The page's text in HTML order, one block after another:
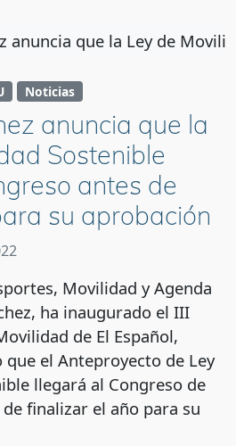
anuncia que la Ley de
Noticias
anuncia que la
Sostenible
antes de
su aprobación
Movilidad y Agenda
ha inaugurado el III
de El Español,
el Anteproyecto de Ley
llegará al Congreso de
finalizar el año para su